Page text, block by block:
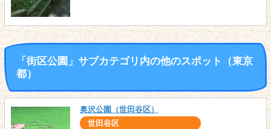
「街区公園」サブカテゴリ内の他のスポット（東京
都）
奥沢公園（世田谷区）
世田谷区